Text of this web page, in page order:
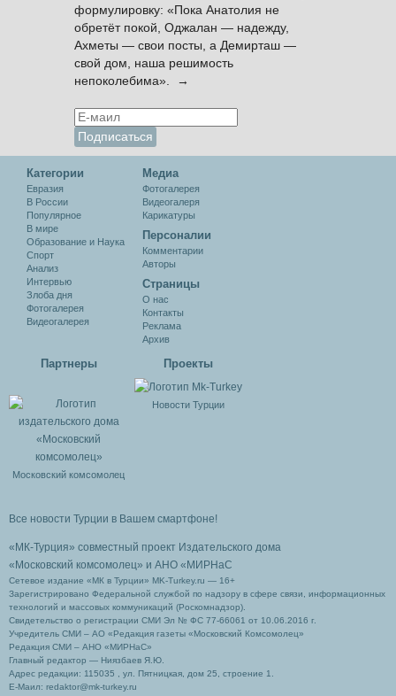
формулировку: «Пока Анатолия не
обретёт покой, Оджалан — надежду,
Ахметы — свои посты, а Демирташ —
свой дом, наша решимость
непоколебима». →
Категории
Евразия
В России
Популярное
В мире
Образование и Наука
Спорт
Анализ
Интервью
Злоба дня
Фотогалерея
Видеогалерея
Медиа
Фотогалерея
Видеогалеря
Карикатуры
Персоналии
Комментарии
Авторы
Cтраницы
О нас
Контакты
Реклама
Архив
Партнеры
Московский комсомолец
Проекты
Новости Турции
Все новости Турции в Вашем смартфоне!
«МК-Турция» совместный проект Издательского дома
«Московский комсомолец» и АНО «МИРНаС
Сетевое издание «МК в Турции» MK-Turkey.ru — 16+
Зарегистрировано Федеральной службой по надзору в сфере связи, информационных
технологий и массовых коммуникаций (Роскомнадзор).
Свидетельство о регистрации СМИ Эл № ФС 77-66061 от 10.06.2016 г.
Учредитель СМИ – АО «Редакция газеты «Московский Комсомолец»
Редакция СМИ – АНО «МИРНаС»
Главный редактор — Ниязбаев Я.Ю.
Адрес редакции: 115035 , ул. Пятницкая, дом 25, строение 1.
Е-Маил: redaktor@mk-turkey.ru